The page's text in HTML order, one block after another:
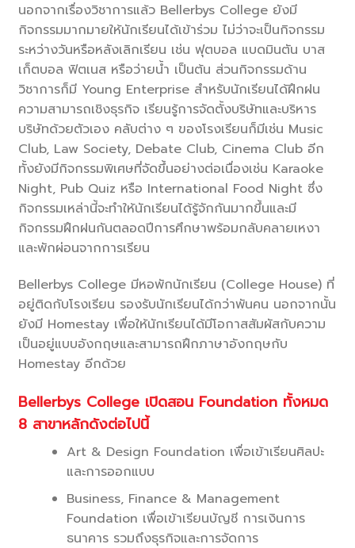
นอกจากเรื่องวิชาการแล้ว Bellerbys College ยังมี
กิจกรรมมากมายให้นักเรียนได้เข้าร่วม ไม่ว่าจะเป็นกิจกรรม
ระหว่างวันหรือหลังเลิกเรียน เช่น ฟุตบอล แบดมินตัน บาส
เก็ตบอล ฟิตเนส หรือว่ายน้ำ เป็นต้น ส่วนกิจกรรมด้าน
วิชาการก็มี Young Enterprise สำหรับนักเรียนได้ฝึกฝน
ความสามารถเชิงธุรกิจ เรียนรู้การจัดตั้งบริษัทและบริหาร
บริษัทด้วยตัวเอง คลับต่าง ๆ ของโรงเรียนก็มีเช่น Music
Club, Law Society, Debate Club, Cinema Club อีก
ทั้งยังมีกิจกรรมพิเศษที่จัดขึ้นอย่างต่อเนื่องเช่น Karaoke
Night, Pub Quiz หรือ International Food Night ซึ่ง
กิจกรรมเหล่านี้จะทำให้นักเรียนได้รู้จักกันมากขึ้นและมี
กิจกรรมฝึกฝนกันตลอดปีการศึกษาพร้อมกลับคลายเหงา
และพักผ่อนจากการเรียน
Bellerbys College มีหอพักนักเรียน (College House) ที่
อยู่ติดกับโรงเรียน รองรับนักเรียนได้กว่าพันคน นอกจากนั้น
ยังมี Homestay เพื่อให้นักเรียนได้มีโอกาสสัมผัสกับความ
เป็นอยู่แบบอังกฤษและสามารถฝึกภาษาอังกฤษกับ
Homestay อีกด้วย
Bellerbys College เปิดสอน Foundation ทั้งหมด
8 สาขาหลักดังต่อไปนี้
Art & Design Foundation เพื่อเข้าเรียนศิลปะ
และการออกแบบ
Business, Finance & Management
Foundation เพื่อเข้าเรียนบัญชี การเงินการ
ธนาคาร รวมถึงธุรกิจและการจัดการ